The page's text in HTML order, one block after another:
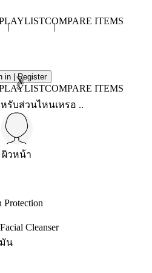
COMPARE ITEMS
in | Register
X
COMPARE ITEMS
รับส่วนไหนเหรอ ..
ผิวหน้า
Protection
Cleanser
น